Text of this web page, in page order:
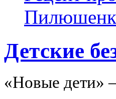
Детские
«Новые дети»